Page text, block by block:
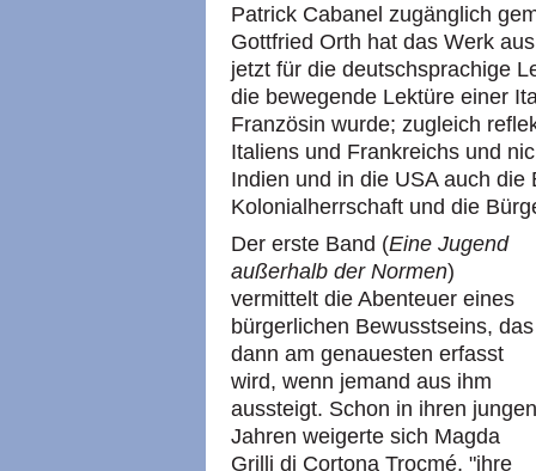
Patrick Cabanel zugänglich
Gottfried Orth hat das Werk
jetzt für die deutschsprachige
die bewegende Lektüre einer
Französin wurde; zugleich
Italiens und Frankreichs und
Indien und in die USA auch
Kolonialherrschaft und die
Der erste Band (Eine Jugend
außerhalb der Normen)
vermittelt die Abenteuer eines
bürgerlichen Bewusstseins, das
dann am genauesten erfasst
wird, wenn jemand aus ihm
aussteigt. Schon in ihren jungen
Jahren weigerte sich Magda
Grilli di Cortona Trocmé, "ihre